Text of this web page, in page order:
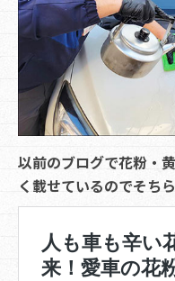
以前のブログで花粉・
く載せているのでそち